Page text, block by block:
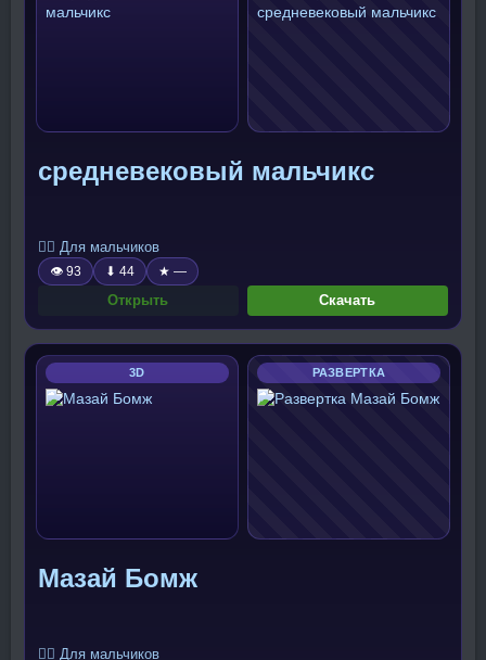
средневековый мальчикс
🧍‍♂️ Для мальчиков
👁 93 ⬇ 44 ★ —
Открыть Скачать
3D РАЗВЕРТКА
Мазай Бомж
🧍‍♂️ Для мальчиков